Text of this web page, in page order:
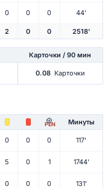
0 0 0 44'
2 0 0 2518'
Карточки / 90 мин
0.08 Карточки
PEN Минуты
0 0 0 117'
5 0 1 1744'
0 0 0 131'